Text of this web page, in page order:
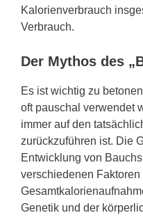
Kalorienverbrauch
Verbrauch.
Der Mythos des
Es ist wichtig zu
oft pauschal verwendet
immer auf den
zurückzuführen ist. Die
Entwicklung von
verschiedenen
Genetik und der